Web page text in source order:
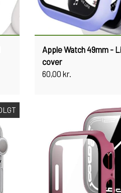
Apple Watch 49mm -
cover
60,00 kr.